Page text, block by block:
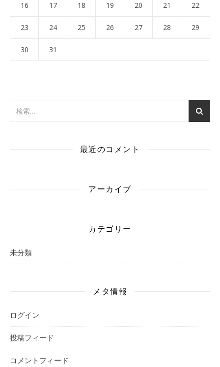
16 17 18 19 20 21 22
23 24 25 26 27 28 29
30 31
最近のコメント
アーカイブ
カテゴリー
未分類
メタ情報
ログイン
投稿フィード
コメントフィード